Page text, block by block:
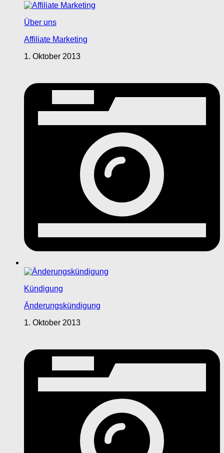
Über uns
Affiliate Marketing
1. Oktober 2013
Kündigung
Änderungskündigung
1. Oktober 2013